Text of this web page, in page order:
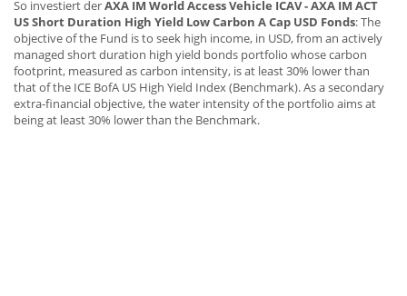
So investiert derAXA IM World Access Vehicle ICAV - AXA IM ACT
US Short Duration High Yield Low Carbon A Cap USD Fonds: The
objective of the Fund is to seek high income, in USD, from an actively
managed short duration high yield bonds portfolio whose carbon
footprint, measured as carbon intensity, is at least 30% lower than
that of the ICE BofA US High Yield Index (Benchmark). As a secondary
extra-financial objective, the water intensity of the portfolio aims at
being at least 30% lower than the Benchmark.